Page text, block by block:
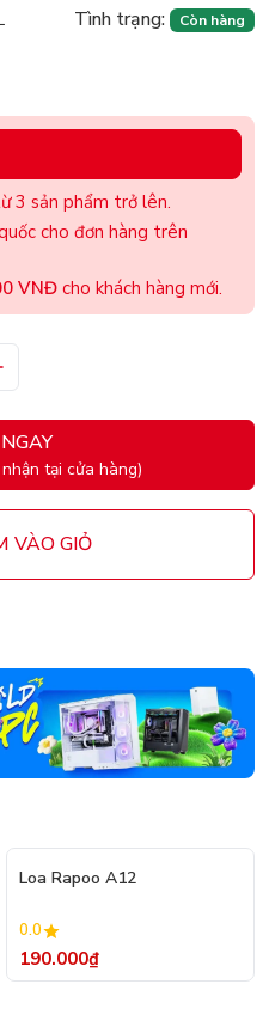
Tình trạng: Còn hàng
3 sản phẩm trở lên.
cho đơn hàng trên
VNĐ cho khách hàng mới.
tại cửa hàng)
VÀO GIỎ
Loa Rapoo A12
0.0
190.000₫